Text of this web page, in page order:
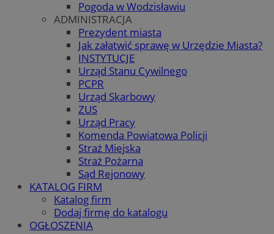
Pogoda w Wodzisławiu
ADMINISTRACJA
Prezydent miasta
Jak załatwić sprawę w Urzędzie Miasta?
INSTYTUCJE
Urząd Stanu Cywilnego
PCPR
Urząd Skarbowy
ZUS
Urząd Pracy
Komenda Powiatowa Policji
Straż Miejska
Straż Pożarna
Sąd Rejonowy
KATALOG FIRM
Katalog firm
Dodaj firmę do katalogu
OGŁOSZENIA